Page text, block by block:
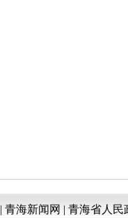
| 青海新闻网 | 青海省人民